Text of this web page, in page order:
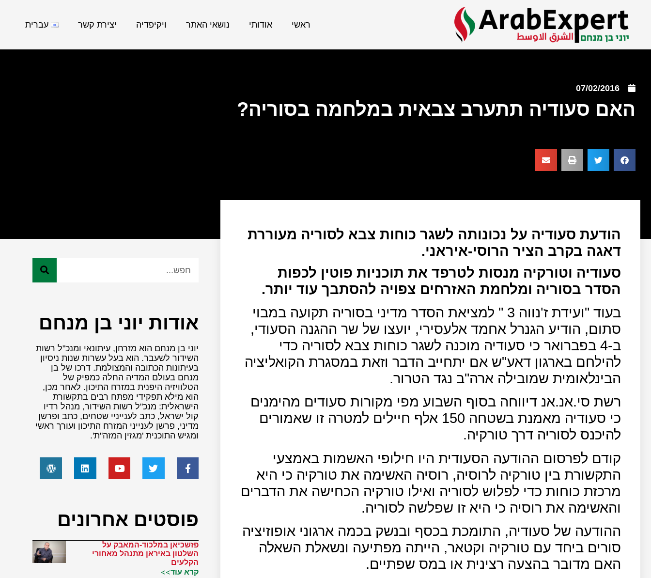
ראשי אודותי נושאי האתר ויקיפדיה יצירת קשר עברית
07/02/2016
האם סעודיה תתערב צבאית במלחמה בסוריה?
הודעת סעודיה על נכונותה לשגר כוחות צבא לסוריה מעוררת
דאגה בקרב הציר הרוסי-איראני.
סעודיה וטורקיה מנסות לטרפד את תוכניות פוטין לכפות
הסדר בסוריה ומלחמת האזרחים צפויה להסתבך עוד יותר.
בעוד "ועידת ז'נווה 3 " למציאת הסדר מדיני בסוריה תקועה במבוי
סתום, הודיע הגנרל אחמד אלעסירי, יועצו של שר ההגנה הסעודי,
ב-4 בפברואר כי סעודיה מוכנה לשגר כוחות צבא לסוריה כדי
להילחם בארגון דאע"ש אם יתחייב הדבר וזאת במסגרת הקואליציה
הבינלאומית שמובילה ארה"ב נגד הטרור.
רשת סי.אנ.אנ דיווחה בסוף השבוע מפי מקורות סעודים מהימנים
כי סעודיה מאמנת בשטחה 150 אלף חיילים למטרה זו שאמורים
להיכנס לסוריה דרך טורקיה.
קודם לפרסום ההודעה הסעודית היו חילופי האשמות באמצעי
התקשורת בין טורקיה לרוסיה, רוסיה האשימה את טורקיה כי היא
מרכזת כוחות כדי לפלוש לסוריה ואילו טורקיה הכחישה את הדברים
והאשימה את רוסיה כי היא זו שפלשה לסוריה.
ההודעה של סעודיה, התומכת בכסף ובנשק בכמה ארגוני אופוזיציה
סורים ביחד עם טורקיה וקטאר, הייתה מפתיעה ונשאלת השאלה
האם מדובר בהצעה רצינית או במס שפתיים.
אודות יוני בן מנחם
יוני בן מנחם הוא מזרחן, עיתונאי ומנכ"ל רשות
השידור לשעבר. הוא בעל עשרות שנות ניסיון
בעיתונות הכתובה והמצולמת. דרכו של בן
מנחם בעולם המדיה החלה כמפיק של
הטלוויזיה היפנית במזרח התיכון. לאחר מכן,
הוא מילא תפקידי מפתח רבים בתקשורת
הישראלית: מנכ"ל רשות השידור, מנהל רדיו
קול ישראל, כתב לענייניי שטחים, כתב ופרשן
מדיני, פרשן לענייני המזרח התיכון ועורך ראשי
ומגיש התוכנית 'מגזין המזה"ת'.
פוסטים אחרונים
פזשכיאן במלכוד-המאבק על
השלטון באיראן מתנהל מאחורי
הקלעים
קרא עוד>>